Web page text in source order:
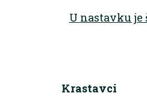
U nastavku
Krastavci